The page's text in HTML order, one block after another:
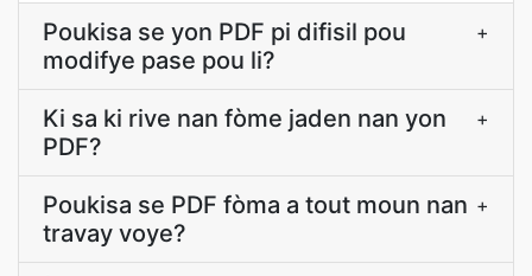
Poukisa se yon PDF pi difisil pou
modifye pase pou li?
+
Ki sa ki rive nan fòme jaden nan yon
PDF?
+
Poukisa se PDF fòma a tout moun nan
travay voye?
+